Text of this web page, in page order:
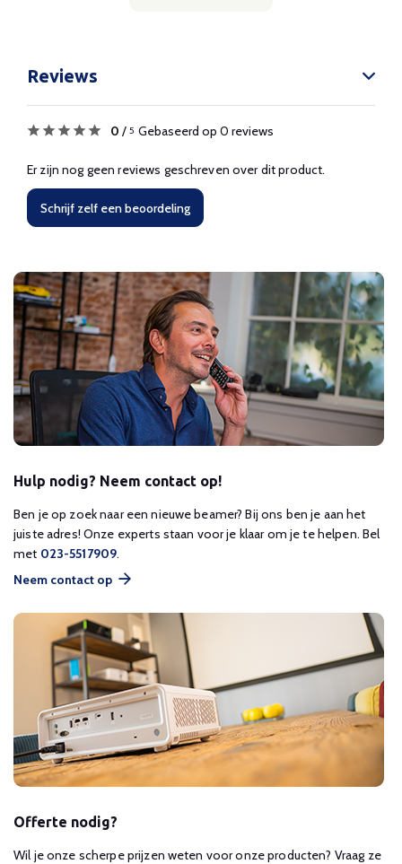
Reviews
0 / 5 Gebaseerd op 0 reviews
Er zijn nog geen reviews geschreven over dit product.
Schrijf zelf een beoordeling
Hulp nodig? Neem contact op!
Ben je op zoek naar een nieuwe beamer? Bij ons ben je aan het
juiste adres! Onze experts staan voor je klaar om je te helpen. Bel
met 023-5517909.
Neem contact op
Offerte nodig?
Wil je onze scherpe prijzen weten voor onze producten? Vraag ze